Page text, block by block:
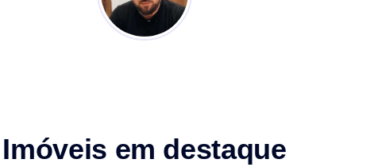
Imóveis em destaque